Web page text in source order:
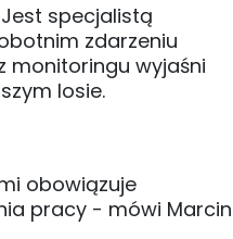
specjalistą
zdarzeniu
monitoringu wyjaśni
losie.
obowiązuje
pracy - mówi Marcin